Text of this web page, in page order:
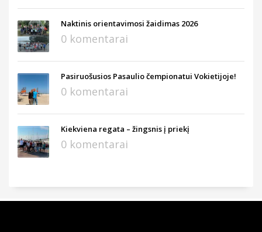
Naktinis orientavimosi žaidimas 2026
0 komentarai
Pasiruošusios Pasaulio čempionatui Vokietijoje!
0 komentarai
Kiekviena regata – žingsnis į priekį
0 komentarai